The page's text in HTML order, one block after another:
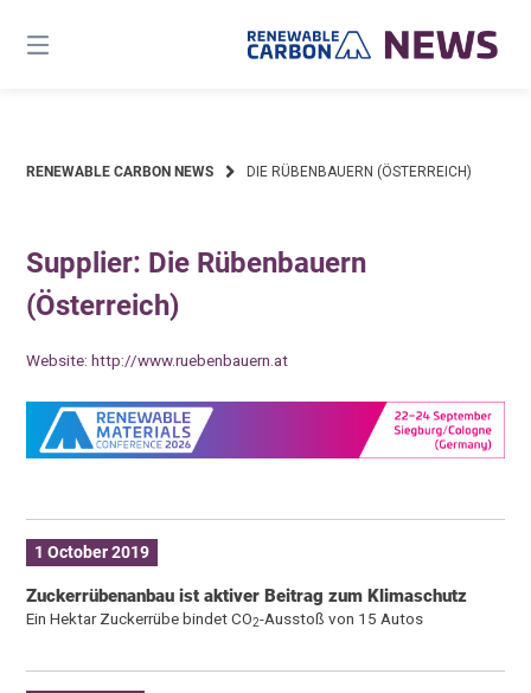
content
RENEWABLE CARBON NEWS DIE RÜBENBAUERN (ÖSTERREICH)
Supplier: Die Rübenbauern
(Österreich)
Website:http://www.ruebenbauern.at
1 October 2019
Zuckerrübenanbau ist aktiver Beitrag zum Klimaschutz
Ein Hektar Zuckerrübe bindet CO2-Ausstoß von 15 Autos